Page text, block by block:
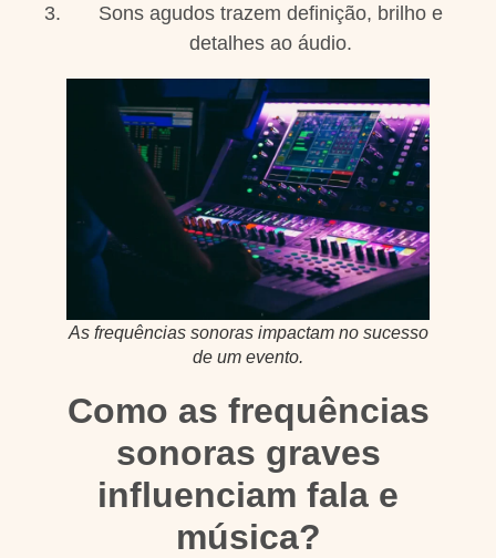
Sons agudos trazem definição, brilho e
detalhes ao áudio.
As frequências sonoras impactam no sucesso
de um evento.
Como as frequências
sonoras graves
influenciam fala e
música?